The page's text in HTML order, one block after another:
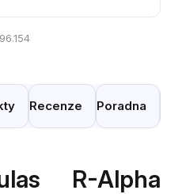
Recenze Poradna
R-Alpha